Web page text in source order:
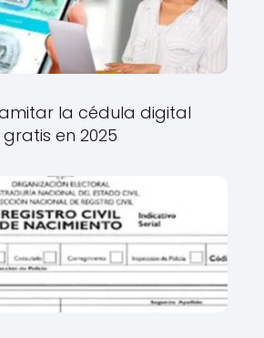
la cédula digital
gratis en 2025